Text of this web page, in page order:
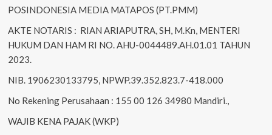
POSINDONESIA MEDIA MATAPOS (PT.PMM)
AKTE NOTARIS : RIAN ARIAPUTRA, SH, M.Kn, MENTERI
HUKUM DAN HAM RI NO. AHU-0044489.AH.01.01 TAHUN
2023.
NIB. 1906230133795, NPWP.39.352.823.7-418.000
No Rekening Perusahaan : 155 00 126 34980 Mandiri.,
WAJIB KENA PAJAK (WKP)